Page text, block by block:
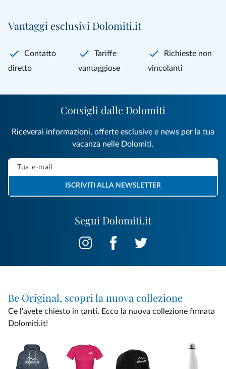
Vantaggi esclusivi Dolomiti.it
Contatto
diretto
Tariffe
vantaggiose
Richieste non
vincolanti
Segui Dolomiti.it
Consigli dalle Dolomiti
Riceverai informazioni, offerte esclusive e news per la tua
vacanza nelle Dolomiti.
ISCRIVITI ALLA NEWSLETTER
Be Original, scopri la nuova collezione
Ce l'avete chiesto in tanti. Ecco la nuova collezione firmata
Dolomiti.it!